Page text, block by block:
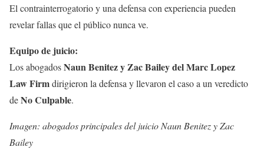
El contrainterrogatorio y una defensa con experiencia pueden
revelar fallas que el público nunca ve.
Equipo de juicio:
Los abogadosNaun Benitez y Zac Bailey del Marc Lopez
Law Firmdirigieron la defensa y llevaron el caso a un veredicto
deNo Culpable.
Imagen: abogados principales del juicio Naun Benitez y Zac
Bailey